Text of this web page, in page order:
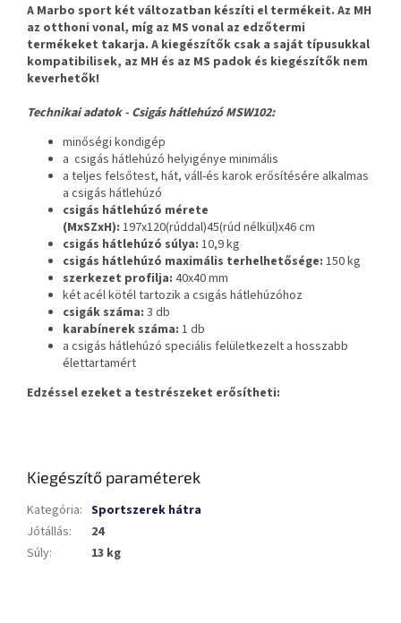
A Marbo sport két változatban készíti el termékeit. Az MH
az otthoni vonal, míg az MS vonal az edzőtermi
termékeket takarja. A kiegészítők csak a saját típusukkal
kompatibilisek, az MH és az MS padok és kiegészítők nem
keverhetők!
Technikai adatok - Csigás hátlehúzó MSW102:
minőségi kondigép
a csigás hátlehúzó helyigénye minimális
a teljes felsőtest, hát, váll-és karok erősítésére alkalmas
a csigás hátlehúzó
csigás hátlehúzó mérete
(MxSZxH): 197x120(rúddal)45(rúd nélkül)x46 cm
csigás hátlehúzó súlya: 10,9 kg
csigás hátlehúzó maximális terhelhetősége: 150 kg
szerkezet profilja: 40x40 mm
két acél kötél tartozik a csigás hátlehúzóhoz
csigák száma: 3 db
karabínerek száma: 1 db
a csigás hátlehúzó speciális felületkezelt a hosszabb
élettartamért
Edzéssel ezeket a testrészeket erősítheti:
Kiegészítő paraméterek
Kategória: Sportszerek hátra
Jótállás:
24
Súly: 13 kg